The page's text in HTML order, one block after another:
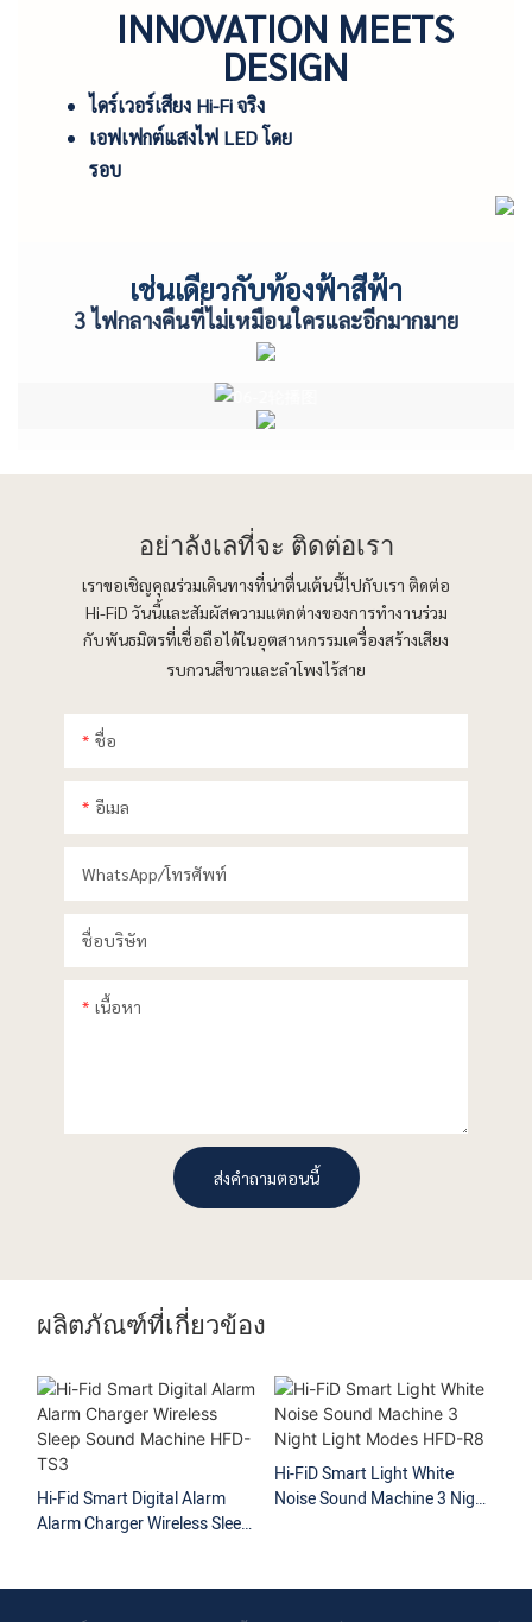
INNOVATION MEETS
DESIGN
ไดร์เวอร์เสียง Hi-Fi จริง
เอฟเฟกต์แสงไฟ LED โดย
รอบ
เช่นเดียวกับท้องฟ้าสีฟ้า
3 ไฟกลางคืนที่ไม่เหมือนใครและอีกมากมาย
อย่าลังเลที่จะ ติดต่อเรา
เราขอเชิญคุณร่วมเดินทางที่น่าตื่นเต้นนี้ไปกับเรา ติดต่อ
Hi-FiD วันนี้และสัมผัสความแตกต่างของการทำงานร่วม
กับพันธมิตรที่เชื่อถือได้ในอุตสาหกรรมเครื่องสร้างเสียง
รบกวนสีขาวและลำโพงไร้สาย
ชื่อ
อีเมล
WhatsApp/โทรศัพท์
ชื่อบริษัท
เนื้อหา
ส่งคำถามตอนนี้
ผลิตภัณฑ์ที่เกี่ยวข้อง
Hi-Fid Smart Digital Alarm
Alarm Charger Wireless Sleep
Hi-FiD Smart Light White
Noise Sound Machine 3 Night